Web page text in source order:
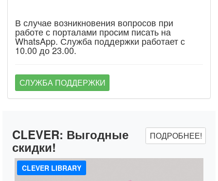
В случае возникновения вопросов при
работе с порталами просим писать на
WhatsApp. Служба поддержки работает с
10.00 до 23.00.
СЛУЖБА ПОДДЕРЖКИ
CLEVER: Выгодные
скидки!
ПОДРОБНЕЕ!
CLEVER LIBRARY